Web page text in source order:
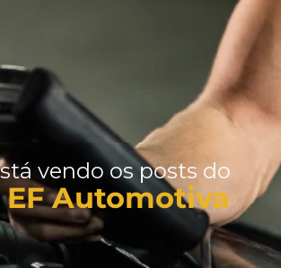
vendo os posts do
Automotiva